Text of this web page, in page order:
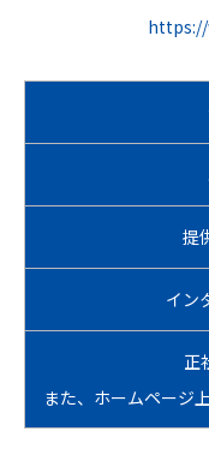
提
イン
正
また、ホームページ